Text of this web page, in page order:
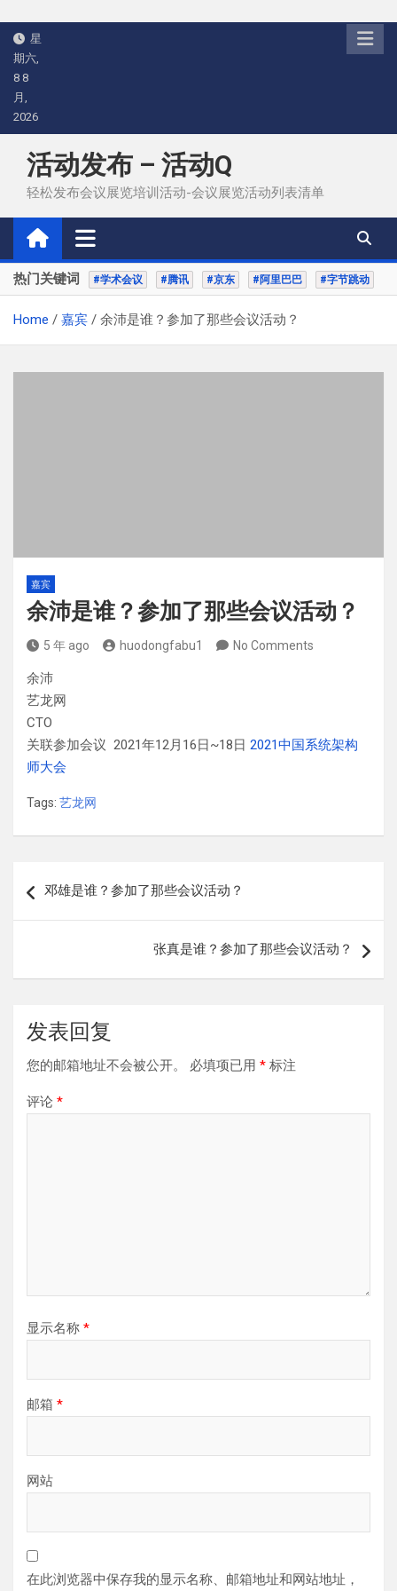
Skip
content
星
期六,
8 8
月,
2026
活动发布 – 活动Q
轻松发布会议展览培训活动-会议展览活动列表清单
热门关键词 #学术会议 #腾讯 #京东 #阿里巴巴 #字节跳动
Home 嘉宾 余沛是谁？参加了那些会议活动？
嘉宾
余沛是谁？参加了那些会议活动？
5 年 ago huodongfabu1 No Comments
余沛
艺龙网
CTO
关联参加会议 2021年12月16日~18日 2021中国系统架构
师大会
Tags: 艺龙网
章
邓雄是谁？参加了那些会议活动？
张真是谁？参加了那些会议活动？
发表回复
您的邮箱地址不会被公开。 必填项已用 * 标注
评论 *
显示名称 *
邮箱 *
网站
在此浏览器中保存我的显示名称、邮箱地址和网站地址，